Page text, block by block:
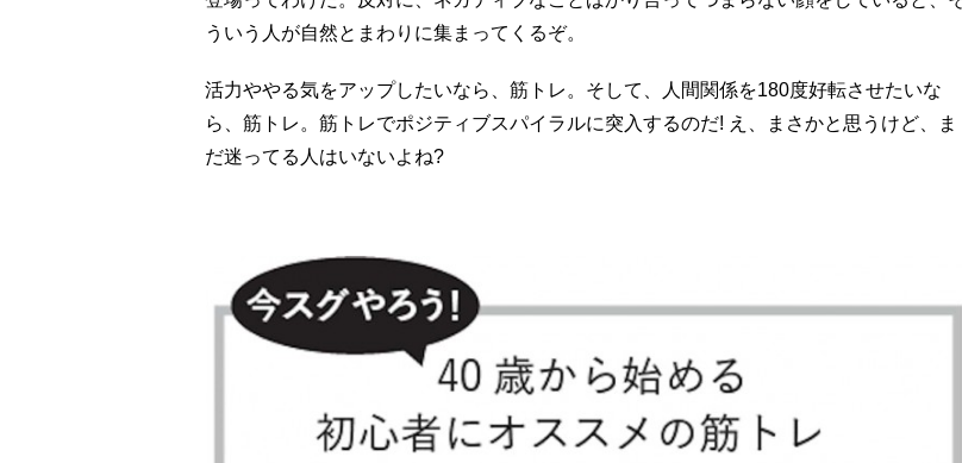
ういう人が自然とまわりに集まってくるぞ。
活力ややる気をアップしたいなら、筋トレ。そして、人間関係を180度好転させたいな
ら、筋トレ。筋トレでポジティブスパイラルに突入するのだ! え、まさかと思うけど、ま
だ迷ってる人はいないよね?